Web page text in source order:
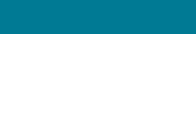
पेंशनर्स एसोसिएशन के जिलाध्यक्ष आरके वर्मा सहित पदाधिकारियों ने